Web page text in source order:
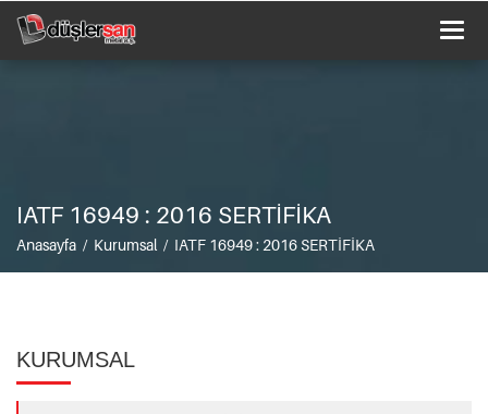
IATF 16949 : 2016 SERTİFİKA
Anasayfa / Kurumsal / IATF 16949 : 2016 SERTİFİKA
KURUMSAL